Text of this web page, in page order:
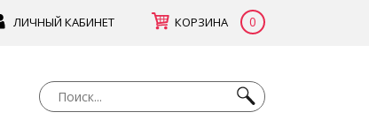
ЛИЧНЫЙ КАБИНЕТ КОРЗИНА 0